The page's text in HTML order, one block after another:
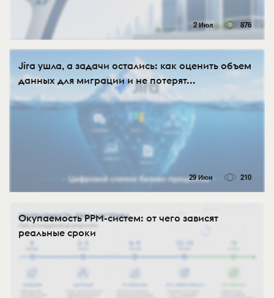
2 Июл 876
Jira ушла, а задачи остались: как оценить объем
данных для миграции и не потерят...
29 Июн 210
Окупаемость PPM-систем: от чего зависят
реальные сроки